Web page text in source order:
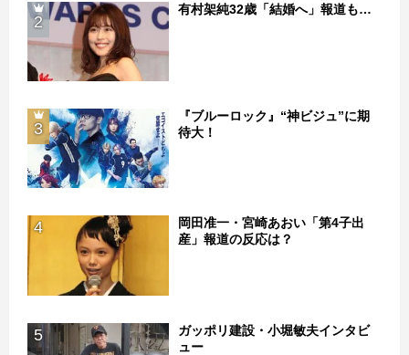
2
有村架純32歳「結婚へ」報道も…
3
『ブルーロック』“神ビジュ”に期
待大！
4
岡田准一・宮崎あおい「第4子出
産」報道の反応は？
5
ガッポリ建設・小堀敏夫インタビ
ュー